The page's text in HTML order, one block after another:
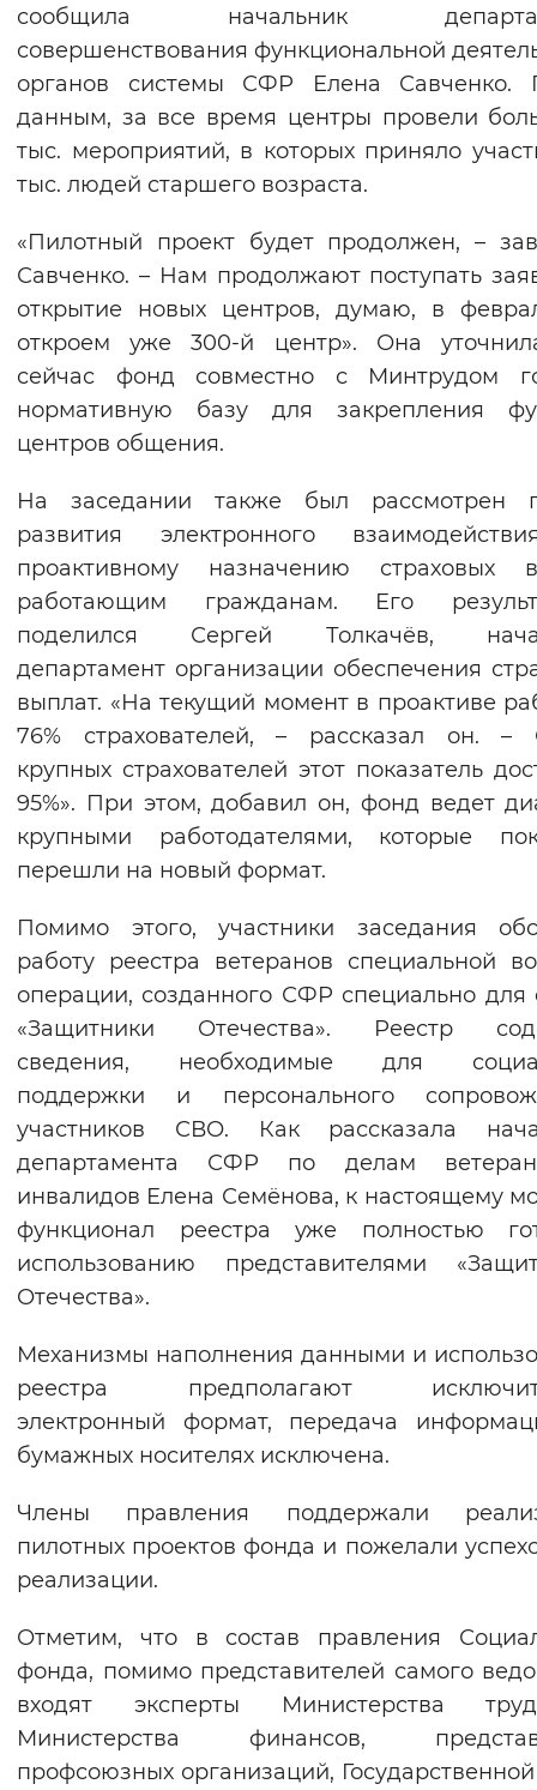
сообщила начальник
совершенствования функциональной
органов системы СФР Елена Савченко.
данным, за все время центры провели
тыс. мероприятий, в которых приняло
тыс. людей старшего возраста.
«Пилотный проект будет продолжен, –
Савченко. – Нам продолжают поступать
открытие новых центров, думаю, в
откроем уже 300-й центр». Она
сейчас фонд совместно с Минтрудом
нормативную базу для закрепления
центров общения.
На заседании также был рассмотрен
развития электронного
проактивному назначению страховых
работающим гражданам. Его
поделился Сергей Толкачёв,
департамент организации обеспечения
выплат. «На текущий момент в проактиве
76% страхователей, – рассказал он. –
крупных страхователей этот показатель
95%». При этом, добавил он, фонд ведет
крупными работодателями, которые
перешли на новый формат.
Помимо этого, участники заседания
работу реестра ветеранов специальной
операции, созданного СФР специально для
«Защитники Отечества». Реестр
сведения, необходимые для
поддержки и персонального
участников СВО. Как рассказала
департамента СФР по делам
инвалидов Елена Семёнова, к настоящему
функционал реестра уже полностью
использованию представителями
Отечества».
Механизмы наполнения данными и
реестра предполагают
электронный формат, передача
бумажных носителях исключена.
Члены правления поддержали
пилотных проектов фонда и пожелали
реализации.
Отметим, что в состав правления
фонда, помимо представителей самого
входят эксперты Министерства
Министерства финансов,
профсоюзных организаций,